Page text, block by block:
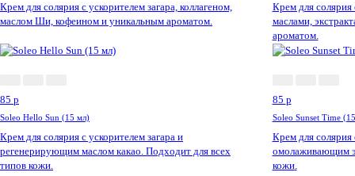
Крем для солярия с ускорителем загара, коллагеном,
маслом Ши, кофеином и уникальным ароматом.
Крем для солярия
маслами,
ароматом.
85 p
Soleo Hello Sun (15 мл)
Крем для солярия с ускорителем загара и
регенерирующим маслом какао. Подходит для всех
типов кожи.
85 p
Soleo Sunset Time
Крем для
омолаживающим
кожи.